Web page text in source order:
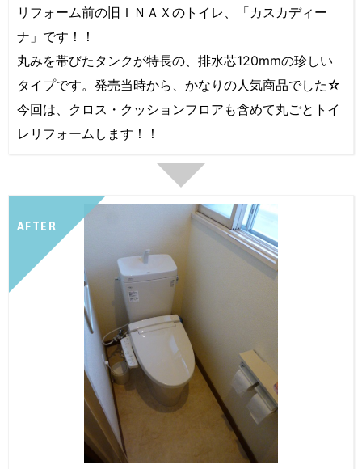
リフォーム前の旧ＩＮＡＸのトイレ、「カスカディー
ナ」です！！
丸みを帯びたタンクが特長の、排水芯120mmの珍しい
タイプです。発売当時から、かなりの人気商品でした☆
今回は、クロス・クッションフロアも含めて丸ごとトイ
レリフォームします！！
AFTER